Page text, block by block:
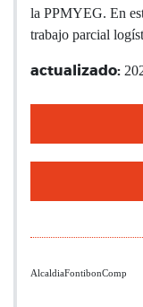
la PPMYEG. En
trabajo parcial
actualizado:
AlcaldiaFontibonComp